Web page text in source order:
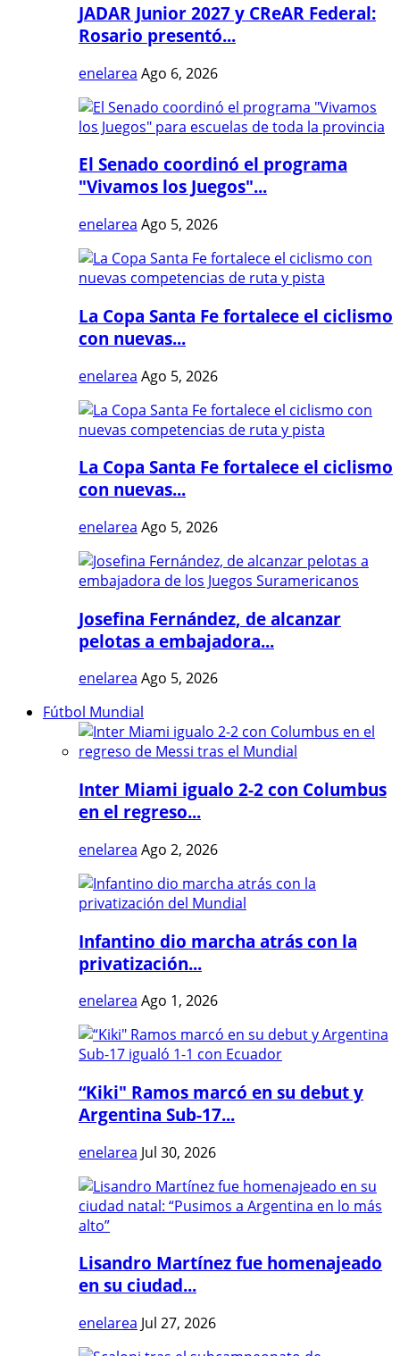
JADAR Junior 2027 y CReAR Federal:
Rosario presentó...
enelarea Ago 6, 2026
El Senado coordinó el programa
"Vivamos los Juegos"...
enelarea Ago 5, 2026
La Copa Santa Fe fortalece el ciclismo
con nuevas...
enelarea Ago 5, 2026
La Copa Santa Fe fortalece el ciclismo
con nuevas...
enelarea Ago 5, 2026
Josefina Fernández, de alcanzar
pelotas a embajadora...
enelarea Ago 5, 2026
Fútbol Mundial
Inter Miami igualo 2-2 con Columbus
en el regreso...
enelarea Ago 2, 2026
Infantino dio marcha atrás con la
privatización...
enelarea Ago 1, 2026
“Kiki" Ramos marcó en su debut y
Argentina Sub-17...
enelarea Jul 30, 2026
Lisandro Martínez fue homenajeado
en su ciudad...
enelarea Jul 27, 2026